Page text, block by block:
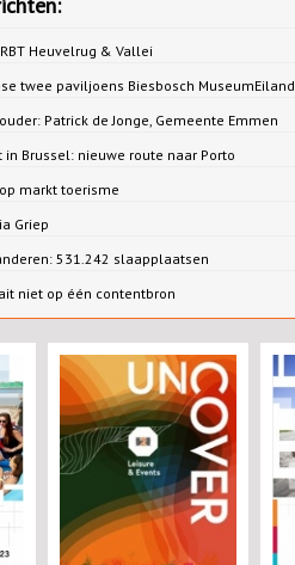
Heuvelrug & Vallei
twee paviljoens Biesbosch MuseumEiland
Patrick de Jonge, Gemeente Emmen
Brussel: nieuwe route naar Porto
markt toerisme
Griep
531.242 slaapplaatsen
niet op één contentbron